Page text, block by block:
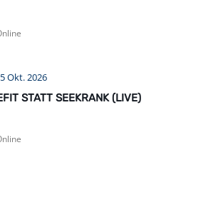
Okt. 2026
STATT SEEKRANK (LIVE)